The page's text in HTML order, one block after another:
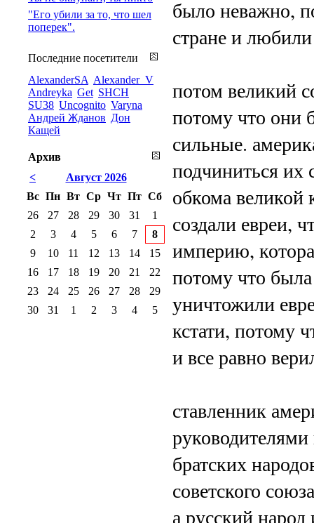
было неважно,
стране и
потом великий
потому что они
сильные.
подчиниться их
обкома великой
создали евреи,
империю,
потому что
уничтожили
кстати, потому
и все равно
ставленник
руководителями
братских
советского
а русский
"Его убили за то, что шел
поперек".
Последние посетители
AlexanderSA Alexander_V
Andreyka Get SHCH
SU38 Uncognito Varyna
Андрей Жданов Дон
Кащей
Архив
<
Август 2026
Вс Пн Вт Ср Чт Пт Сб
26
27 28 29 30 31
1
2
3 4 5 6 7
8
9
10 11 12 13 14
15
16
17 18 19 20 21
22
23
24 25 26 27 28
29
30
31 1 2 3 4 5